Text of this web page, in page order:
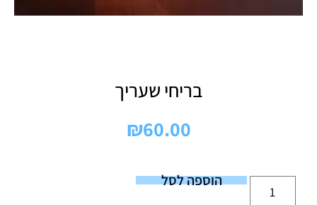
בריחי שעריך
₪60.00
הוספה לסל